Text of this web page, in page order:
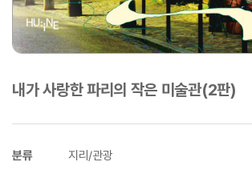
내가 사랑한 파리의 작은 미술관(2판)
분류 지리/관광